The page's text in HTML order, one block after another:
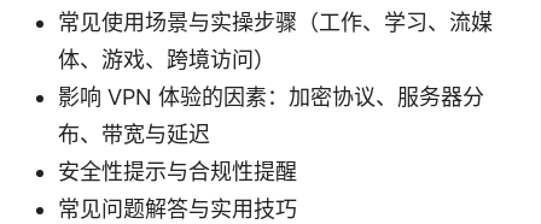
常见使用场景与实操步骤（工作、学习、流媒
体、游戏、跨境访问）
影响 VPN 体验的因素：加密协议、服务器分
布、带宽与延迟
安全性提示与合规性提醒
常见问题解答与实用技巧